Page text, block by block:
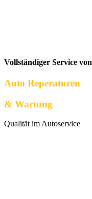
Vollständiger Service von
Auto Reperaturen
& Wartung
Qualität im Autoservice